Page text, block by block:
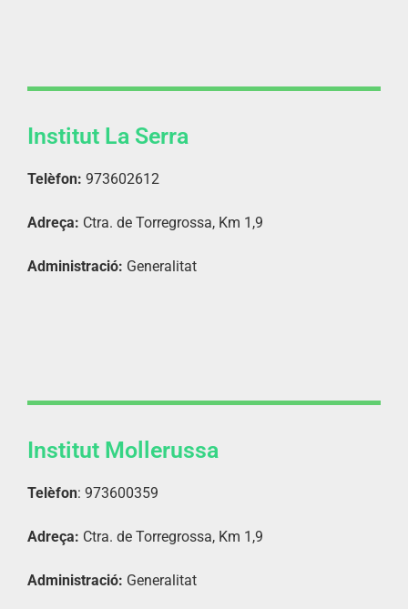
Institut La Serra
Telèfon: 973602612
Adreça: Ctra. de Torregrossa, Km 1,9
Administració: Generalitat
Institut Mollerussa
Telèfon: 973600359
Adreça: Ctra. de Torregrossa, Km 1,9
Administració: Generalitat